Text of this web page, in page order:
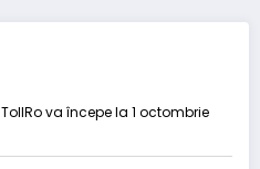
va începe la 1 octombrie